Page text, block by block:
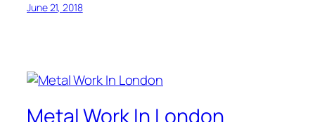
June 21, 2018
Metal Work In London